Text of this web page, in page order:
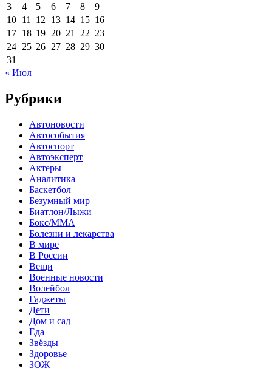
3
4 5 6 7 8
9
10 11 12 13 14 15 16
17 18 19 20 21 22 23
24 25 26 27 28 29 30
31
« Июл
Рубрики
Автоновости
Автособытия
Автоспорт
Автоэксперт
Актеры
Аналитика
Баскетбол
Безумный мир
Биатлон/Лыжи
Бокс/MMA
Болезни и лекарства
В мире
В России
Вещи
Военные новости
Волейбол
Гаджеты
Дети
Дом и сад
Еда
Звёзды
Здоровье
ЗОЖ